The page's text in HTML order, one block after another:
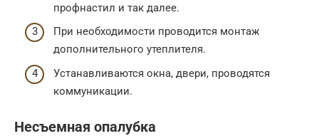
профнастил и так далее.
При необходимости проводится монтаж
дополнительного утеплителя.
Устанавливаются окна, двери, проводятся
коммуникации.
Несъемная опалубка